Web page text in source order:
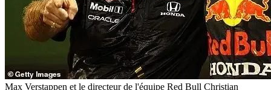
Max Verstappen et le directeur de l'équipe Red Bull Christian